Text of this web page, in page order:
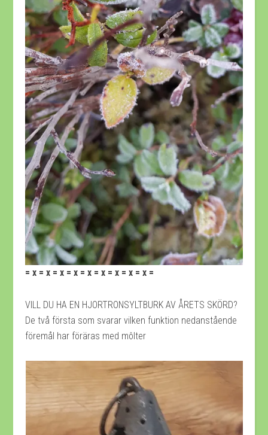
= x = x = x = x = x = x = x = x = x =
VILL DU HA EN HJORTRONSYLTBURK AV ÅRETS SKÖRD?
De två första som svarar vilken funktion nedanstående
föremål har föräras med môlter